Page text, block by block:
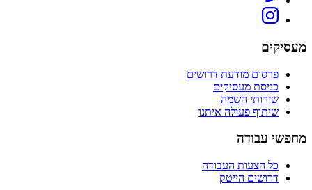
מעסיקים
פרסום מודעת דרושים
כניסת מעסיקים
שירותי השמה
שיתוף פעולה איתנו
מחפשי עבודה
כל הצעות העבודה
דרושים הייטק